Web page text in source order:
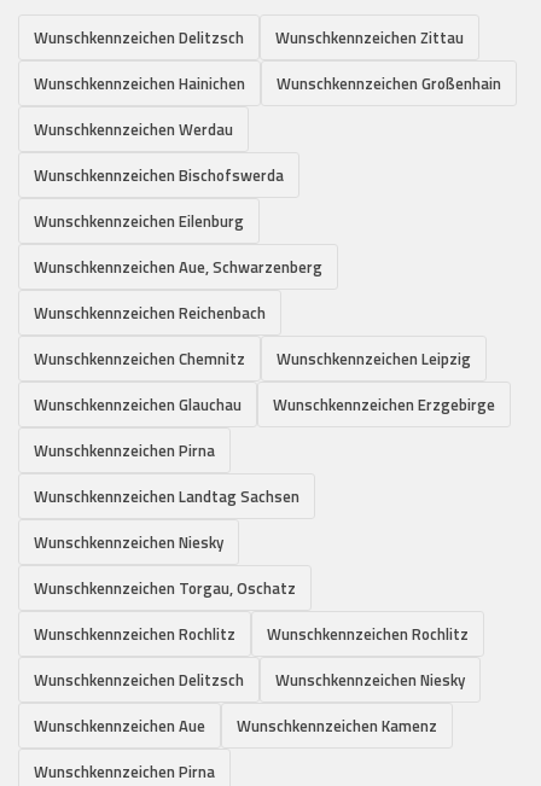
Wunschkennzeichen Delitzsch
Wunschkennzeichen Zittau
Wunschkennzeichen Hainichen
Wunschkennzeichen Großenhain
Wunschkennzeichen Werdau
Wunschkennzeichen Bischofswerda
Wunschkennzeichen Eilenburg
Wunschkennzeichen Aue, Schwarzenberg
Wunschkennzeichen Reichenbach
Wunschkennzeichen Chemnitz
Wunschkennzeichen Leipzig
Wunschkennzeichen Glauchau
Wunschkennzeichen Erzgebirge
Wunschkennzeichen Pirna
Wunschkennzeichen Landtag Sachsen
Wunschkennzeichen Niesky
Wunschkennzeichen Torgau, Oschatz
Wunschkennzeichen Rochlitz
Wunschkennzeichen Rochlitz
Wunschkennzeichen Delitzsch
Wunschkennzeichen Niesky
Wunschkennzeichen Aue
Wunschkennzeichen Kamenz
Wunschkennzeichen Pirna